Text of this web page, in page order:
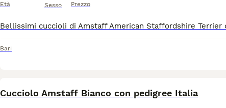
Età Sesso Prezzo
Bari
Cucciolo Amstaff Bianco con pedigree Italia